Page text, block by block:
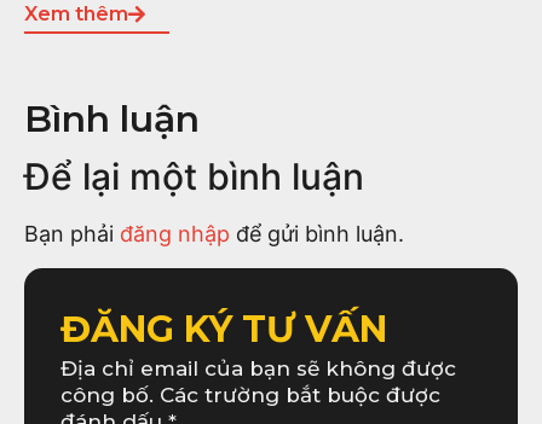
Xem thêm
Bình luận
Để lại một bình luận
Bạn phải đăng nhập để gửi bình luận.
ĐĂNG KÝ TƯ VẤN
Địa chỉ email của bạn sẽ không được
công bố. Các trường bắt buộc được